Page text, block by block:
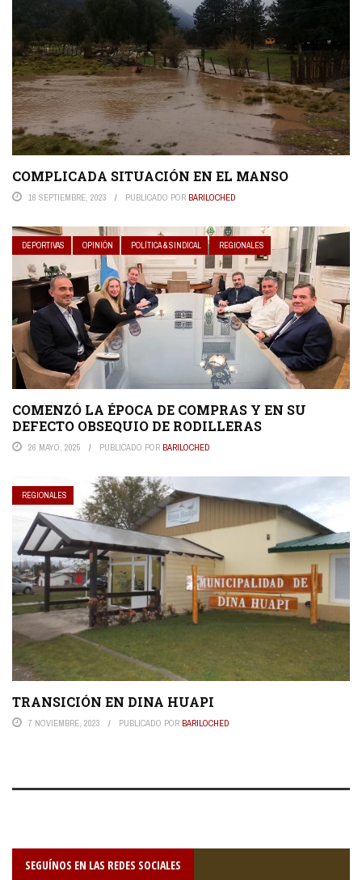
COMPLICADA SITUACIÓN EN EL MANSO
16 SEPTIEMBRE, 2023 PUBLICADO POR BARILOCHED
DEPORTIVAS OPINIÓN POLÍTICA & SINDICAL REGIONALES
COMENZÓ LA ÉPOCA DE COMPRAS Y EN SU
DEFECTO OBSEQUIO DE RODILLERAS
26 MAYO, 2025 PUBLICADO POR BARILOCHED
REGIONALES
TRANSICIÓN EN DINA HUAPI
7 NOVIEMBRE, 2023 PUBLICADO POR BARILOCHED
SEGUÍNOS EN LAS REDES SOCIALES